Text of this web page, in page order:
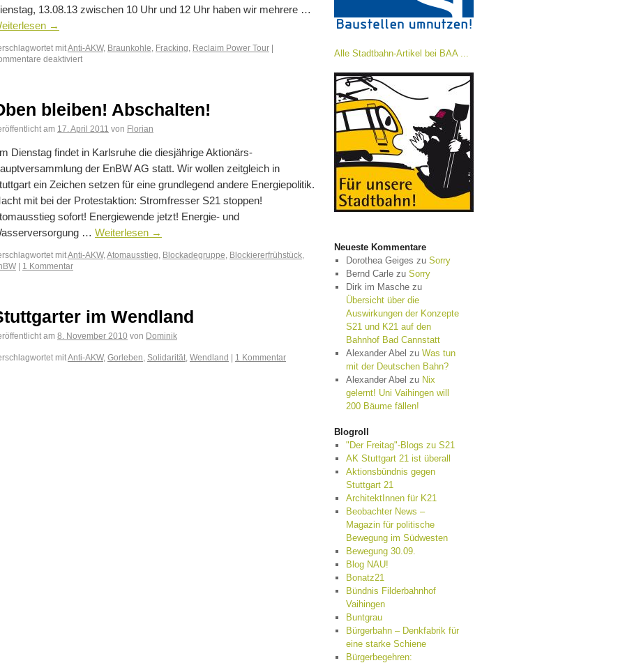
13.08.13 zwischen 10 Uhr und 12 Uhr haben wir mehrere …
→
mitAnti-AKW, Braunkohle Fracking Reclaim Power Tour |
deaktiviert
bleiben! Abschalten!
am 17. April 2011 von Florian
Dienstag findet in Karlsruhe die diesjährige Aktionärs-
der EnBW AG statt. Wir wollen zeitgleich in
ein Zeichen setzen für eine grundlegend andere Energiepolitik.
mit bei der Protestaktion: Stromfresser S21 stoppen!
sofort! Energiewende jetzt! Energie- und
… Weiterlesen →
mitAnti-AKW, Atomausstieg Blockadegruppe Blockiererfrühstück
| 1 Kommentar
im Wendland
am 8. November 2010 von Dominik
mitAnti-AKW, Gorleben Solidarität Wendland | 1 Kommentar
Alle Stadtbahn-Artikel bei BAA ...
Neueste Kommentare
Dorothea Geiges zu Sorry
Bernd Carlezu Sorry
Dirk im Maschezu
Übersicht über die
Auswirkungen der Konzepte
S21 und K21 auf den
Bahnhof Bad Cannstatt
Alexander Abel zu Was tun
mit der Deutschen Bahn?
Alexander Abel zu Nix
gelernt! Uni Vaihingen will
200 Bäume fällen!
Blogroll
"Der Freitag"-Blogs zu S21
AK Stuttgart 21 ist überall
Aktionsbündnis gegen
Stuttgart 21
ArchitektInnen für K21
Beobachter News –
Magazin für politische
Bewegung im Südwesten
Bewegung 30.09.
Blog NAU!
Bonatz21
Bündnis Filderbahnhof
Vaihingen
Buntgrau
Bürgerbahn – Denkfabrik für
eine starke Schiene
Bürgerbegehren: